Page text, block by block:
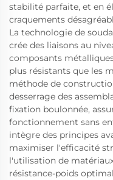
stabilité parfaite, et en
craquements
La technologie de
crée des liaisons au
composants
plus résistants que les
méthode de
desserrage des
fixation boulonnée,
fonctionnement sans
intègre des principes
maximiser l'efficacité
l'utilisation de
résistance-poids